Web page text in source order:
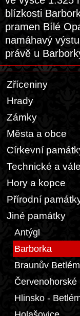
blízkosti
pramen Bílé
namáhavý
právě u
Zříceniny
Hrady
Zámky
Města a obce
Církevní
Technické a
Hory a kopce
Přírodní
Jiné památky
Antýgl
Barborka
Braunův Betlém
Červenohorské
Hlinsko -